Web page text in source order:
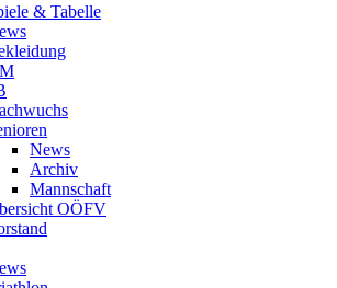
& Tabelle
News
Archiv
Mannschaft
OÖFV